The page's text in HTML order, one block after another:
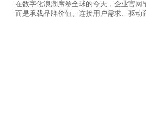
在数字化浪潮席卷全球的今天，企业官网
而是承载品牌价值、连接用户需求、驱